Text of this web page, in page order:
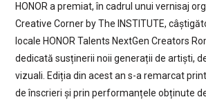
HONOR a premiat, în cadrul unui vernisaj
Creative Corner by The INSTITUTE,
locale HONOR Talents NextGen Creators
dedicată susținerii noii generații de artiști,
vizuali. Ediția din acest an s-a remarcat
de înscrieri și prin performanțele obținute